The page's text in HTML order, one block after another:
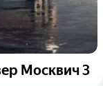
Москвич 3